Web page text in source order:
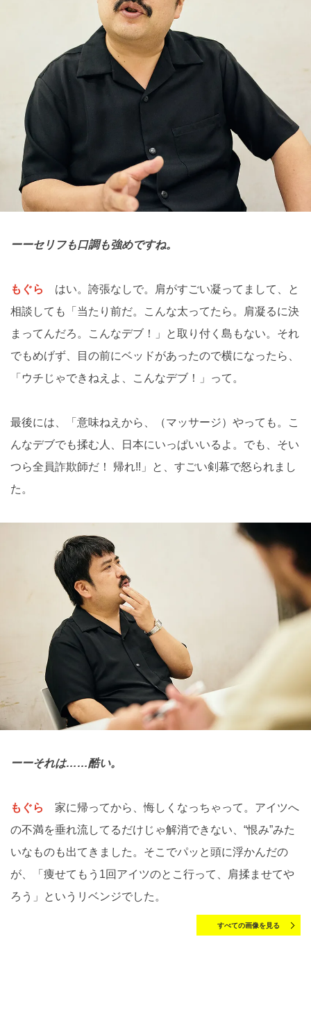
ーーセリフも口調も強めですね。
もぐら
はい。誇張なしで。肩がすごい凝ってまして、と
相談しても「当たり前だ。こんな太ってたら。肩凝るに決
まってんだろ。こんなデブ！」と取り付く島もない。それ
でもめげず、目の前にベッドがあったので横になったら、
「ウチじゃできねえよ、こんなデブ！」って。
最後には、「意味ねえから、（マッサージ）やっても。こ
んなデブでも揉む人、日本にいっぱいいるよ。でも、そい
つら全員詐欺師だ！ 帰れ!!」と、すごい剣幕で怒られまし
た。
ーーそれは……酷い。
もぐら
家に帰ってから、悔しくなっちゃって。アイツへ
の不満を垂れ流してるだけじゃ解消できない、“恨み”みた
いなものも出てきました。そこでパッと頭に浮かんだの
が、「痩せてもう1回アイツのとこ行って、肩揉ませてや
ろう」というリベンジでした。
すべての画像を見る